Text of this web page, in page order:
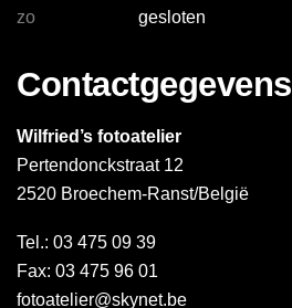
zo
gesloten
Contactgegevens
Wilfried’s fotoatelier
Pertendonckstraat 12
2520 Broechem-Ranst/België
Tel.: 03 475 09 39
Fax: 03 475 96 01
fotoatelier@skynet.be